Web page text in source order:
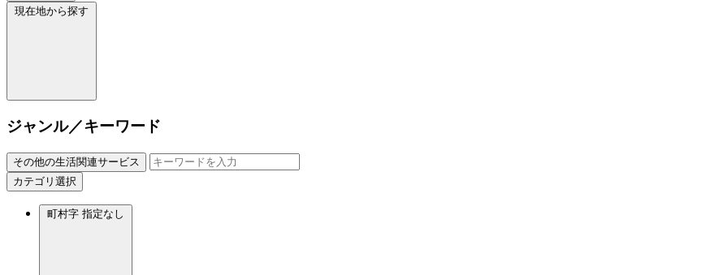
現在地から探す
ジャンル／キーワード
その他の生活関連サービス
カテゴリ選択
町村字 指定なし